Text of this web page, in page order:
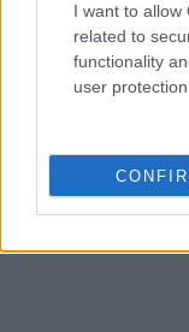
I want to allow
related to
functionality
user protection.